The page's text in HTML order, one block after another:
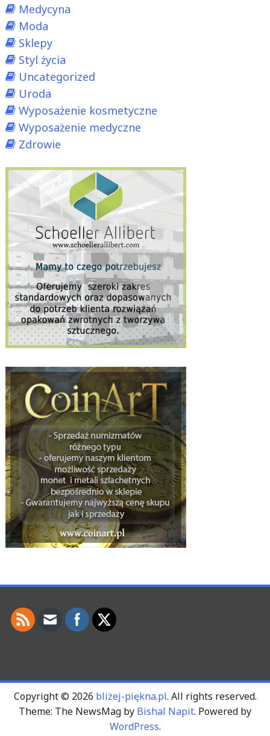
Medycyna
Moda
Sklepy
Styl życia
Uncategorized
Uroda
Wyposażenie kosmetyczne
Wyposażenie medyczne
Zdrowie
Copyright © 2026 bliżej-piękna.pl. All rights reserved.
Theme: The NewsMag by Bishal Napit. Powered by
WordPress.